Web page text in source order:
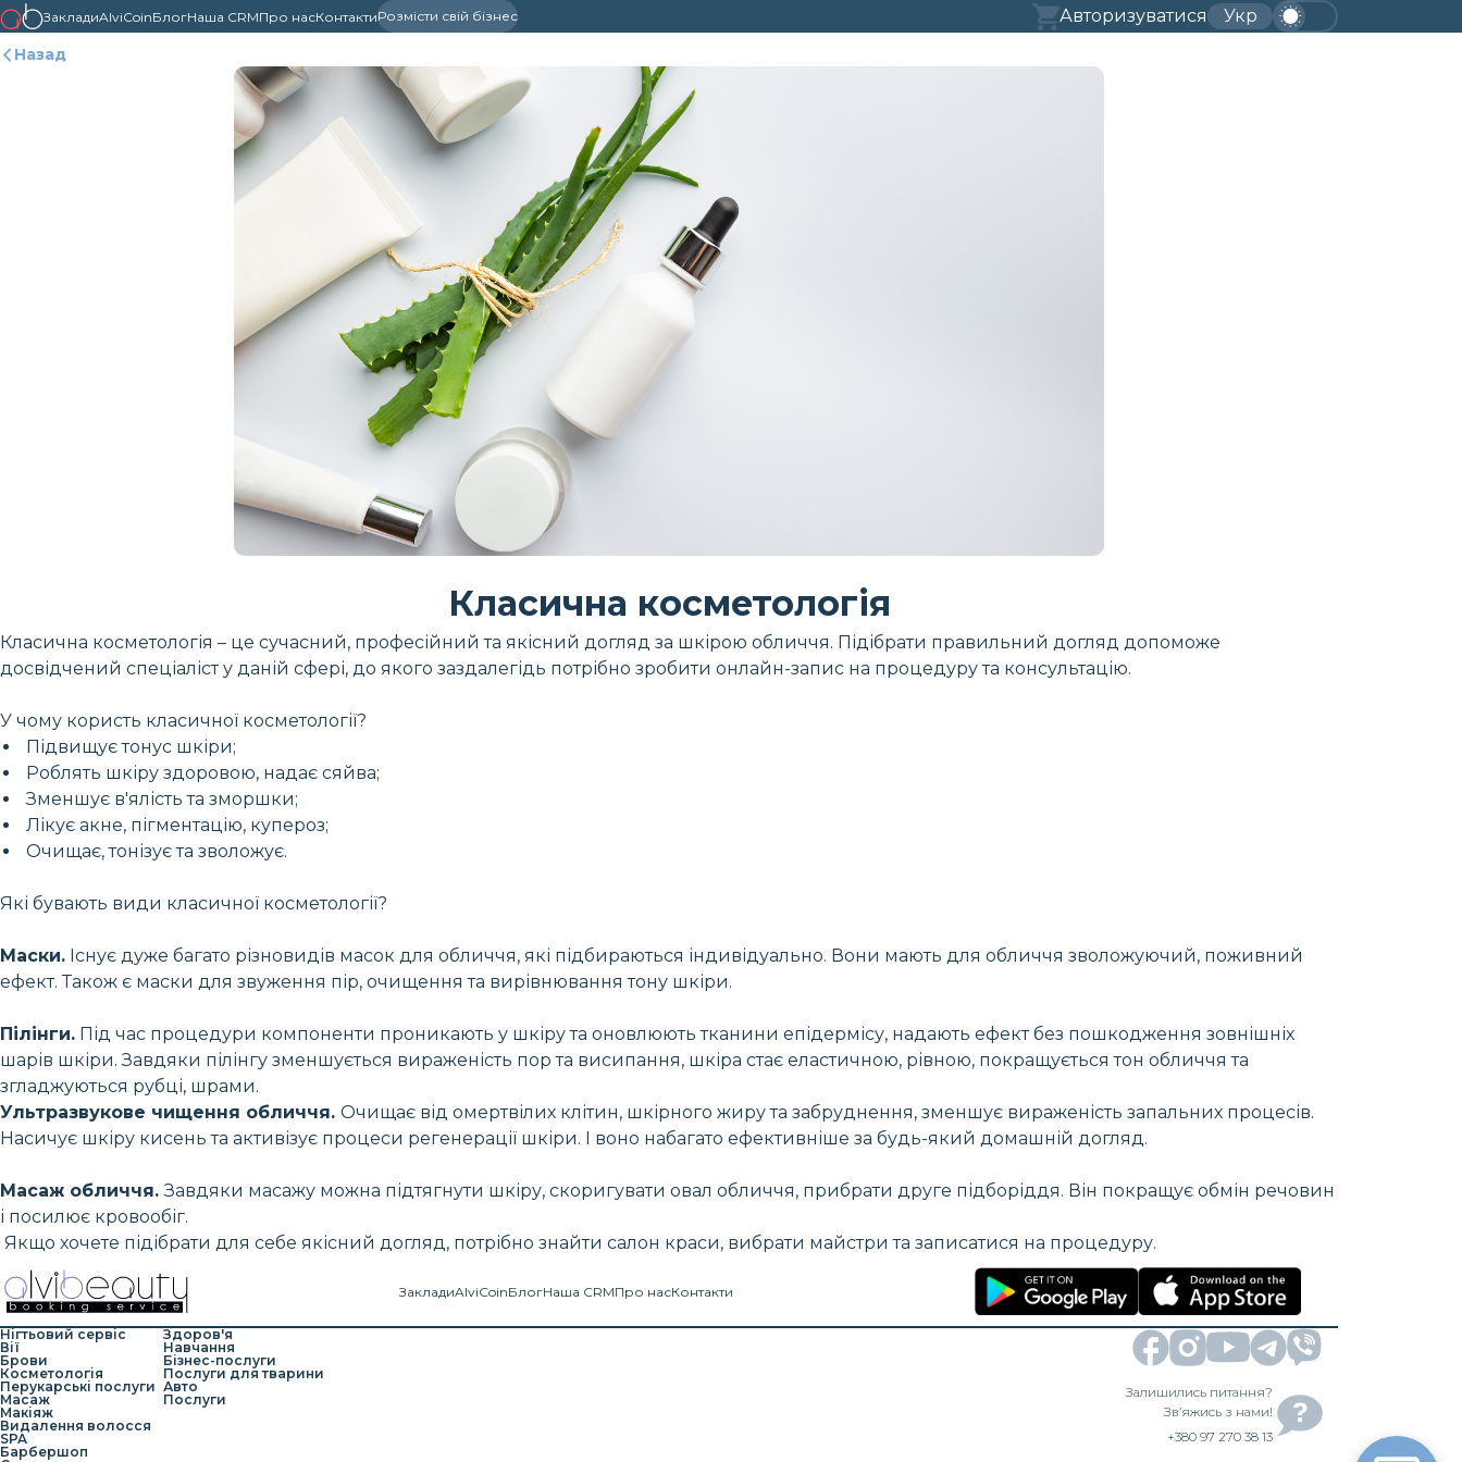
ЗакладиAlviCoinБлогНаша CRMПро насКонтактиРозмісти свій бізнес Авторизуватися Укр
Назад
Класична косметологія
Класична косметологія – це сучасний, професійний та якісний догляд за шкірою обличчя. Підібрати правильний догляд допоможе
досвідчений спеціаліст у даній сфері, до якого заздалегідь потрібно зробити онлайн-запис на процедуру та консультацію.
У чому користь класичної косметології?
Підвищує тонус шкіри;
Роблять шкіру здоровою, надає сяйва;
Зменшує в'ялість та зморшки;
Лікує акне, пігментацію, купероз;
Очищає, тонізує та зволожує.
Які бувають види класичної косметології?
Маски. Існує дуже багато різновидів масок для обличчя, які підбираються індивідуально. Вони мають для обличчя зволожуючий, поживний
ефект. Також є маски для звуження пір, очищення та вирівнювання тону шкіри.
Пілінги. Під час процедури компоненти проникають у шкіру та оновлюють тканини епідермісу, надають ефект без пошкодження зовнішніх
шарів шкіри. Завдяки пілінгу зменшується вираженість пор та висипання, шкіра стає еластичною, рівною, покращується тон обличчя та
згладжуються рубці, шрами.
Ультразвукове чищення обличчя. Очищає від омертвілих клітин, шкірного жиру та забруднення, зменшує вираженість запальних процесів.
Насичує шкіру кисень та активізує процеси регенерації шкіри. І воно набагато ефективніше за будь-який домашній догляд.
Масаж обличчя.Завдяки масажу можна підтягнути шкіру, скоригувати овал обличчя, прибрати друге підборіддя. Він покращує обмін речовин
і посилює кровообіг.
Якщо хочете підібрати для себе якісний догляд, потрібно знайти салон краси, вибрати майстри та записатися на процедуру.
ЗакладиAlviCoinБлогНаша CRMПро насКонтакти
Нігтьовий сервіс
Вії
Брови
Косметологія
Перукарські послуги
Масаж
Макіяж
Видалення волосся
SPA
Барбершоп
Здоров'я
Навчання
Бізнес-послуги
Послуги для тварини
Авто
Послуги
Залишились питання?
Зв’яжись з нами!
+380 97 270 38 13